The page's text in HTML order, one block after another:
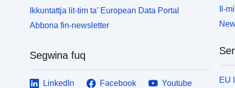
Ikkuntattja lit-tim ta’ European Data Portal
Abbona fin-newsletter
Segwina fuq
LinkedIn Facebook
Youtube
Il-
EU